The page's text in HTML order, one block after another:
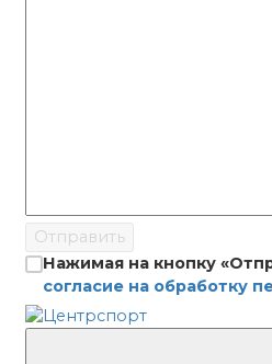
Отправить
Нажимая на кнопку
согласие на обработку